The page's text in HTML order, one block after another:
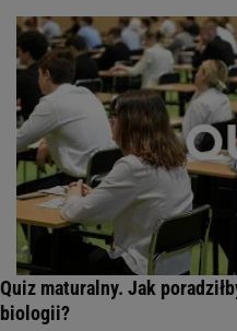
Quiz maturalny. Jak
biologii?